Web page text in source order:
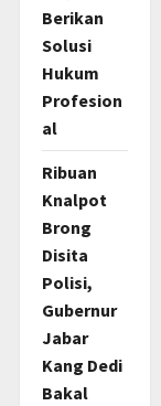
Berikan
Solusi
Hukum
Profesion
al
Ribuan
Knalpot
Brong
Disita
Polisi,
Gubernur
Jabar
Kang Dedi
Bakal